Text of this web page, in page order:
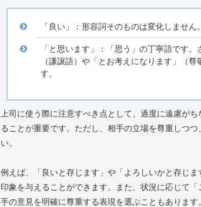
「良い」：形容詞そのものは変化しません。
「と思います」：「思う」の丁寧語です
（謙譲語）や「とお考えになります」（
す。
上司に使う際に注意すべき点として、過度に遠慮が
ることが重要です。ただし、相手の立場を尊重しつ
い。
例えば、「良いと存じます」や「よろしいかと存じ
印象を与えることができます。また、状況に応じて
手の意見を明確に尊重する表現を選ぶこともあります。